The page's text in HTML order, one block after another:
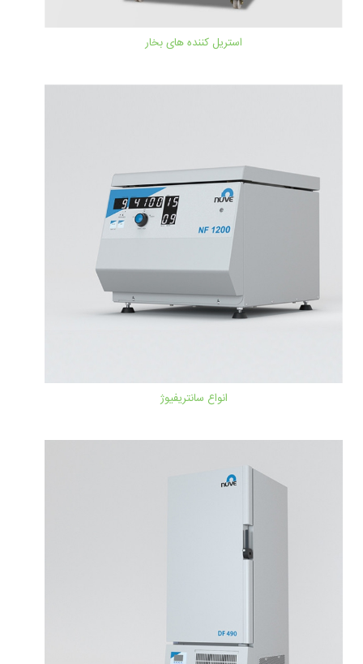
استریل کننده های بخار
انواع سانتریفیوژ